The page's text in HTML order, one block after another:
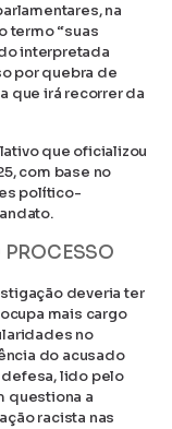
na
termo “suas
interpretada
por quebra de
que irá recorrer da
que oficializou
com base no
político-
deveria ter
mais cargo
no
do acusado
lido pelo
questiona a
racista nas